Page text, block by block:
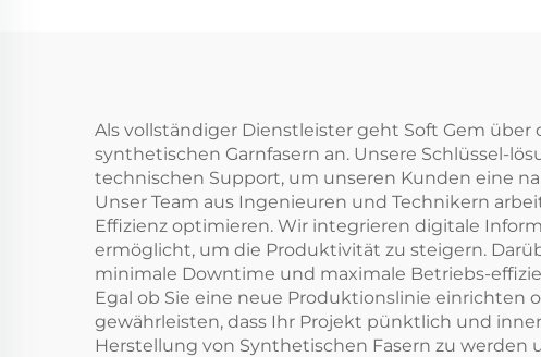
Stapelfasergewebe
Als vollständiger Dienstleister geht Soft Gem
synthetischen Garnfasern an. Unsere Schlüssel-
technischen Support, um unseren Kunden eine
Unser Team aus Ingenieuren und Technikern
Effizienz optimieren. Wir integrieren digitale
ermöglicht, um die Produktivität zu steigern.
minimale Downtime und maximale Betriebs-
Egal ob Sie eine neue Produktionslinie einrichten
gewährleisten, dass Ihr Projekt pünktlich und
Herstellung von Synthetischen Fasern zu